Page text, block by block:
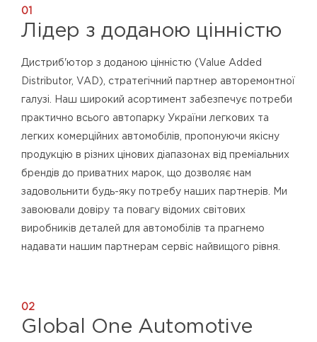
01
Лідер з доданою цінністю
Дистриб'ютор з доданою цінністю (Value Added
Distributor, VAD), стратегічний партнер авторемонтної
галузі. Наш широкий асортимент забезпечує потреби
практично всього автопарку України легкових та
легких комерційних автомобілів, пропонуючи якісну
продукцію в різних цінових діапазонах від преміальних
брендів до приватних марок, що дозволяє нам
задовольнити будь-яку потребу наших партнерів. Ми
завоювали довіру та повагу відомих світових
виробників деталей для автомобілів та прагнемо
надавати нашим партнерам сервіс найвищого рівня.
02
Global One Automotive